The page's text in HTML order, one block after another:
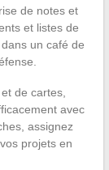
de notes et
et listes de
un café de
de cartes,
avec
assignez
projets en